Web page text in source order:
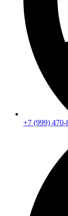
+7 (999) 470-